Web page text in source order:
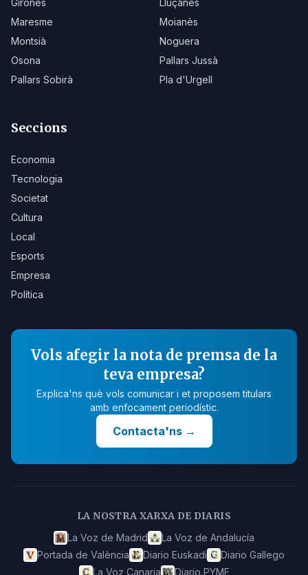
Gironès
Lluçanès
Maresme
Moianès
Montsià
Noguera
Osona
Pallars Jussà
Pallars Sobirà
Pla d'Urgell
Seccions
Economia
Tecnologia
Societat
Cultura
Local
Esports
Empresa
Política
Vols afegir la nota de premsa de la
teva empresa?
Explica'ns què vols comunicar i et proposem titulars
amb enfocament periodístic.
Contacta'ns→
LA NOSTRA XARXA DE DIARIS
La Voz de Madrid
La Voz de Andalucía
Portada de València
Diario Euskadi
Diario Gallego
La Voz Canaria
Diario PYME